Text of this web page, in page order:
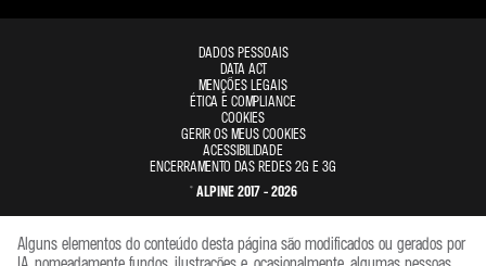
DADOS PESSOAIS
DATA ACT
MENÇÕES LEGAIS
ÉTICA E COMPLIANCE
COOKIES
GERIR OS MEUS COOKIES
ACESSIBILIDADE
ENCERRAMENTO DAS REDES 2G E 3G
© ALPINE 2017 - 2026
Alguns elementos do conteúdo desta página são modificados ou gerados por